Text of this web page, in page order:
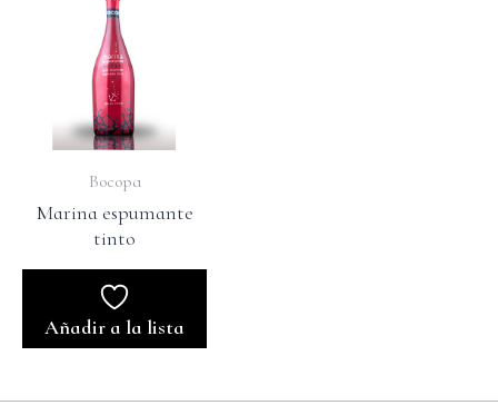
Bocopa
Marina espumante
tinto
Añadir a la lista